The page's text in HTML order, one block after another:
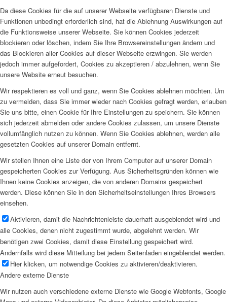
Da diese Cookies für die auf unserer Webseite verfügbaren Dienste und
Funktionen unbedingt erforderlich sind, hat die Ablehnung Auswirkungen auf
die Funktionsweise unserer Webseite. Sie können Cookies jederzeit
blockieren oder löschen, indem Sie Ihre Browsereinstellungen ändern und
das Blockieren aller Cookies auf dieser Webseite erzwingen. Sie werden
jedoch immer aufgefordert, Cookies zu akzeptieren / abzulehnen, wenn Sie
unsere Website erneut besuchen.
Wir respektieren es voll und ganz, wenn Sie Cookies ablehnen möchten. Um
zu vermeiden, dass Sie immer wieder nach Cookies gefragt werden, erlauben
Sie uns bitte, einen Cookie für Ihre Einstellungen zu speichern. Sie können
sich jederzeit abmelden oder andere Cookies zulassen, um unsere Dienste
vollumfänglich nutzen zu können. Wenn Sie Cookies ablehnen, werden alle
gesetzten Cookies auf unserer Domain entfernt.
Wir stellen Ihnen eine Liste der von Ihrem Computer auf unserer Domain
gespeicherten Cookies zur Verfügung. Aus Sicherheitsgründen können wie
Ihnen keine Cookies anzeigen, die von anderen Domains gespeichert
werden. Diese können Sie in den Sicherheitseinstellungen Ihres Browsers
einsehen.
Aktivieren, damit die Nachrichtenleiste dauerhaft ausgeblendet wird und
alle Cookies, denen nicht zugestimmt wurde, abgelehnt werden. Wir
benötigen zwei Cookies, damit diese Einstellung gespeichert wird.
Andernfalls wird diese Mitteilung bei jedem Seitenladen eingeblendet werden.
Hier klicken, um notwendige Cookies zu aktivieren/deaktivieren.
Andere externe Dienste
Wir nutzen auch verschiedene externe Dienste wie Google Webfonts, Google